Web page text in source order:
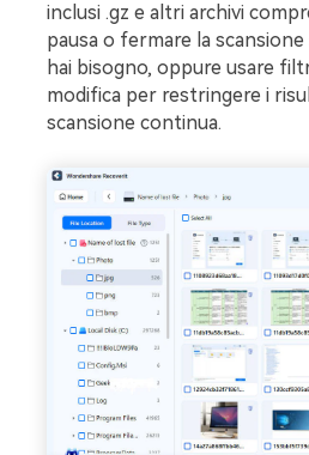
inclusi .gz e altri archivi
pausa o fermare la
hai bisogno, oppure usare
modifica per restringere i
scansione continua.